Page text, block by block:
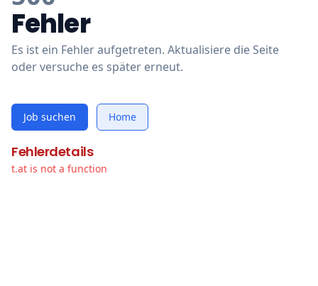
Fehler
Es ist ein Fehler aufgetreten. Aktualisiere die Seite
oder versuche es später erneut.
Job suchen Home
Fehlerdetails
t.at is not a function